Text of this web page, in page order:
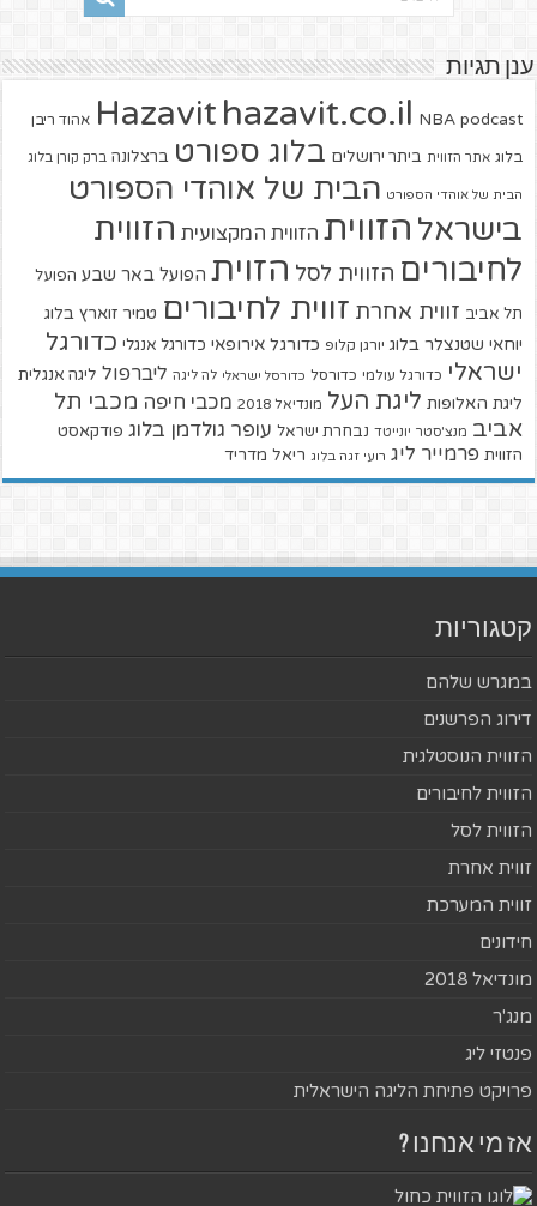
ענן תגיות
Hazavit hazavit.co.il NBA podcast אהוד ריבן
בלוג אתר הזווית ביתר ירושלים בלוג ספורט ברצלונה ברק קורן בלוג
הבית של אוהדי הספורט הבית של אוהדי הספורט
בישראל הזווית הזווית המקצועית הזווית
לחיבורים הזווית לסל הזוית הפועל באר שבע הפועל
תל אביב זווית אחרת זווית לחיבורים טמיר זוארץ בלוג
יוחאי שטנצלר בלוג יורגן קלופ כדורגל אירופאי כדורגל אנגלי כדורגל
ישראלי כדורגל עולמי כדורסל כדורסל ישראלי לה ליגה ליברפול ליגה אנגלית
ליגת האלופות ליגת העל מונדיאל 2018 מכבי חיפה מכבי תל
אביב מנצ'סטר יונייטד נבחרת ישראל עופר גולדמן בלוג פודקאסט
הזווית פרמייר ליג רועי זגה בלוג ריאל מדריד
קטגוריות
במגרש שלהם
דירוג הפרשנים
הזווית הנוסטלגית
הזווית לחיבורים
הזווית לסל
זווית אחרת
זווית המערכת
חידונים
מונדיאל 2018
מנג'ר
פנטזי ליג
פרויקט פתיחת הליגה הישראלית
אז מי אנחנו ?